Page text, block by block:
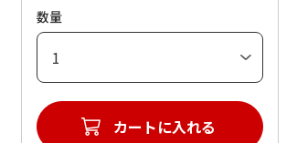
数量
カートに入れる